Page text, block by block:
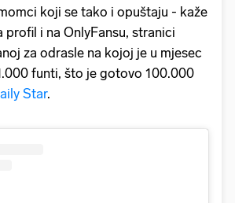
koji se tako i opuštaju - kaže
profil i na OnlyFansu, stranici
za odrasle na kojoj je u mjesec
funti, što je gotovo 100.000
Star.